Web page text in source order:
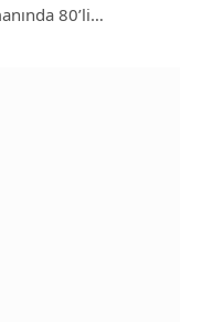
80’li…